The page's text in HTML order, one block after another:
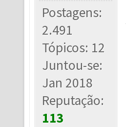
Postagens:
2.491
Tópicos: 12
Juntou-se:
Jan 2018
Reputação:
113